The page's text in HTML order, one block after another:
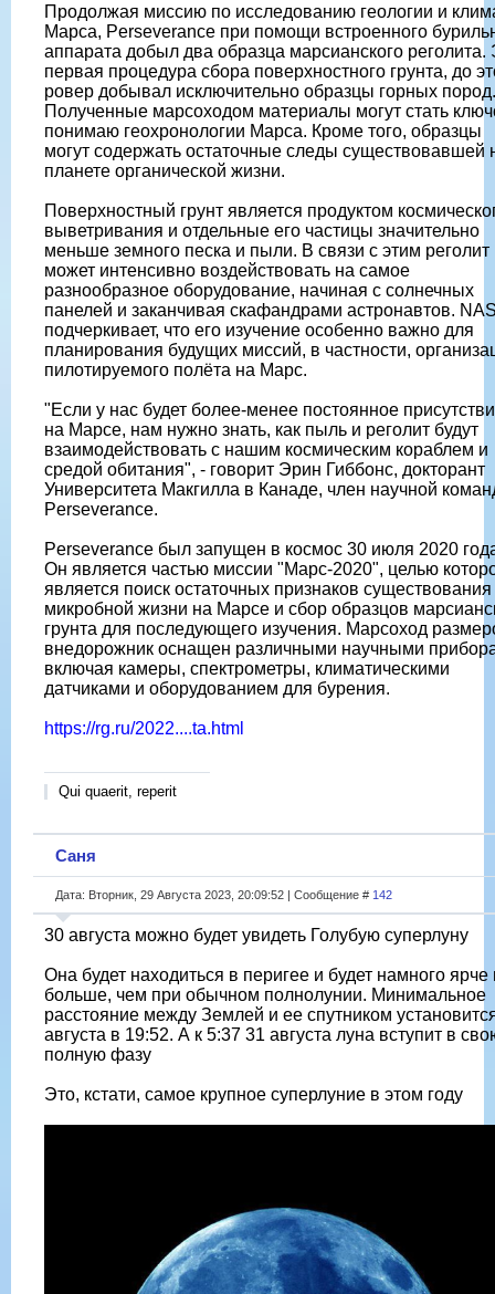
Продолжая миссию по исследованию геологии и
Марса, Perseverance при помощи встроенного
аппарата добыл два образца марсианского реголита.
первая процедура сбора поверхностного грунта, до
ровер добывал исключительно образцы горных пород.
Полученные марсоходом материалы могут стать
понимаю геохронологии Марса. Кроме того, образцы
могут содержать остаточные следы существовавшей
планете органической жизни.
Поверхностный грунт является продуктом
выветривания и отдельные его частицы значительно
меньше земного песка и пыли. В связи с этим реголит
может интенсивно воздействовать на самое
разнообразное оборудование, начиная с солнечных
панелей и заканчивая скафандрами астронавтов.
подчеркивает, что его изучение особенно важно для
планирования будущих миссий, в частности,
пилотируемого полёта на Марс.
"Если у нас будет более-менее постоянное
на Марсе, нам нужно знать, как пыль и реголит будут
взаимодействовать с нашим космическим кораблем и
средой обитания", - говорит Эрин Гиббонс, докторант
Университета Макгилла в Канаде, член научной
Perseverance.
Perseverance был запущен в космос 30 июля 2020
Он является частью миссии "Марс-2020", целью
является поиск остаточных признаков существования
микробной жизни на Марсе и сбор образцов
грунта для последующего изучения. Марсоход
внедорожник оснащен различными научными
включая камеры, спектрометры, климатическими
датчиками и оборудованием для бурения.
https://rg.ru/2022....ta.html
Qui quaerit, reperit
Саня
Дата: Вторник, 29 Августа 2023, 20:09:52 | Сообщение # 142
30 августа можно будет увидеть Голубую суперлуну
Она будет находиться в перигее и будет намного ярче
больше, чем при обычном полнолунии. Минимальное
расстояние между Землей и ее спутником
августа в 19:52. А к 5:37 31 августа луна вступит в
полную фазу
Это, кстати, самое крупное суперлуние в этом году